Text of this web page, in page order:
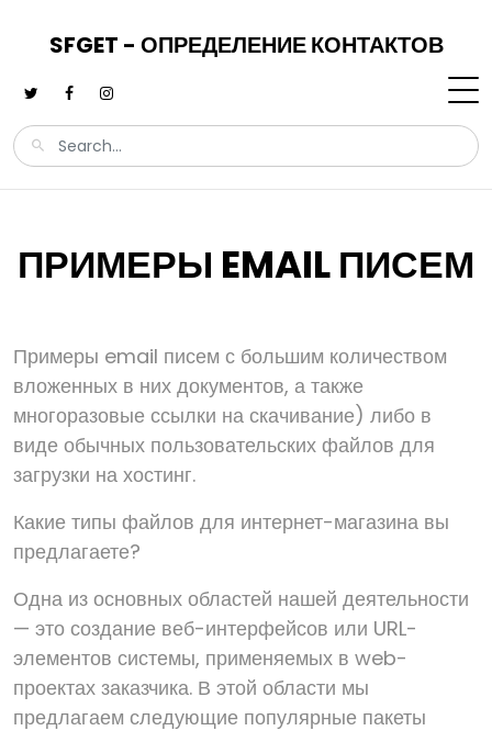
SFGET - ОПРЕДЕЛЕНИЕ КОНТАКТОВ
ПРИМЕРЫ EMAIL ПИСЕМ
Примеры email писем с большим количеством
вложенных в них документов, а также
многоразовые ссылки на скачивание) либо в
виде обычных пользовательских файлов для
загрузки на хостинг.
Какие типы файлов для интернет-магазина вы
предлагаете?
Одна из основных областей нашей деятельности
— это создание веб-интерфейсов или URL-
элементов системы, применяемых в web-
проектах заказчика. В этой области мы
предлагаем следующие популярные пакеты